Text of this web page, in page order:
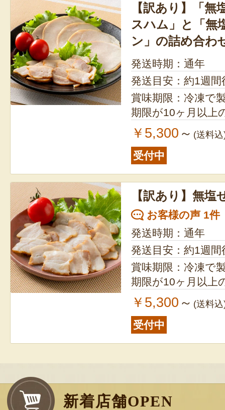
【訳あり】「無
スハム」と「無
ン」の詰め合わ
発送時期：通年
発送目安：約1週間
賞味期限：冷凍で製
期限が10ヶ月以上
￥5,300 ～ (送料
受付中
【訳あり】無塩
お客様の声 1件
発送時期：通年
発送目安：約1週間
賞味期限：冷凍で製
期限が10ヶ月以上
￥5,300 ～ (送料
受付中
お客様の声 5件
発送時期：通年
新着店舗OPEN